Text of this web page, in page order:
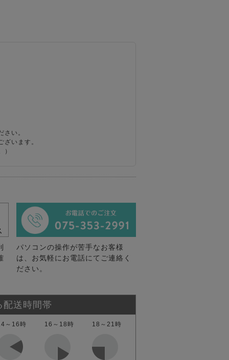
い。
います。
）
パソコンの操作が苦手なお客様
は、お気軽にお電話にてご連絡く
ださい。
配送時間帯
～16時 16～18時 18～21時